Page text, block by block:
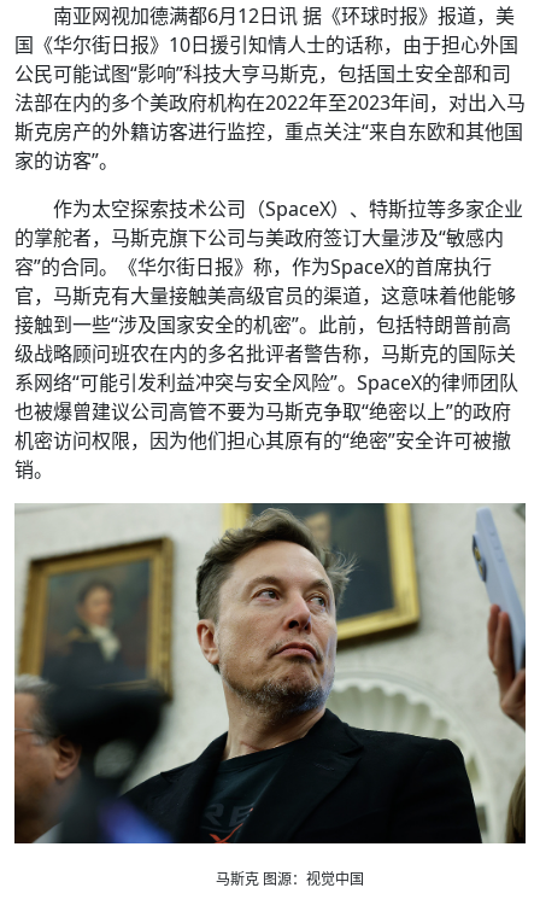
南亚网视加德满都6月12日讯 据《环球时报》报道，美
国《华尔街日报》10日援引知情人士的话称，由于担心外国
公民可能试图“影响”科技大亨马斯克，包括国土安全部和司
法部在内的多个美政府机构在2022年至2023年间，对出入马
斯克房产的外籍访客进行监控，重点关注“来自东欧和其他国
家的访客”。
作为太空探索技术公司（SpaceX）、特斯拉等多家企业
的掌舵者，马斯克旗下公司与美政府签订大量涉及“敏感内
容”的合同。《华尔街日报》称，作为SpaceX的首席执行
官，马斯克有大量接触美高级官员的渠道，这意味着他能够
接触到一些“涉及国家安全的机密”。此前，包括特朗普前高
级战略顾问班农在内的多名批评者警告称，马斯克的国际关
系网络“可能引发利益冲突与安全风险”。SpaceX的律师团队
也被爆曾建议公司高管不要为马斯克争取“绝密以上”的政府
机密访问权限，因为他们担心其原有的“绝密”安全许可被撤
销。
马斯克 图源：视觉中国